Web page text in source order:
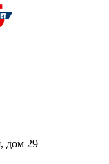
дом 29